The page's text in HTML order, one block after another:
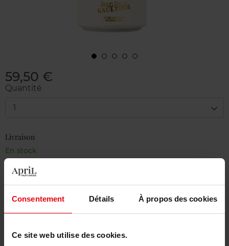
Consentement Détails À propos des cookies
Ce site web utilise des cookies.
59,50 €
Quantité
1
Livraison
En stock
Livraison gratuite à partir de 50€
Retour gratuit dans votre magasin